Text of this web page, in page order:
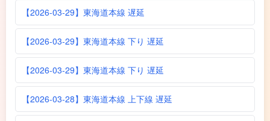
【2026-03-29】東海道本線 遅延
【2026-03-29】東海道本線 下り 遅延
【2026-03-29】東海道本線 下り 遅延
【2026-03-28】東海道本線 上下線 遅延